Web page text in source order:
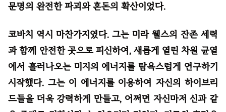
문명의 완전한 파괴와 혼돈의 확산이었다.
코바치 역시 마찬가지였다. 그는 미라 웰스의 잔존 세력
과 함께 안전한 곳으로 피신하여, 새롭게 열린 차원 균열
에서 흘러나오는 미지의 에너지를 탐욕스럽게 연구하기
시작했다. 그는 이 에너지를 이용하여 자신의 하이브리
드들을 더욱 강력하게 만들고, 어쩌면 자신마저 신과 같